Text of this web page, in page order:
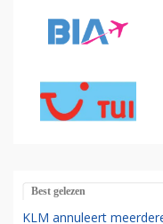
Best gelezen
KLM annuleert